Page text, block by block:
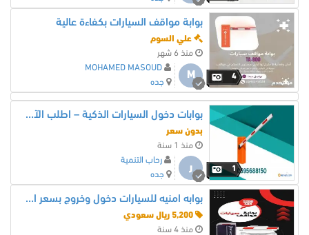
4
بوابة مواقف السيارات بكفاءة عالية
علي السوم
منذ 6 شهر
M
MOHAMED MASOUD
جده
1
بوابات دخول السيارات الذكية – اطلب الآن: 0595688150
بدون سعر
منذ 1 سنة
ر
رحاب التنمية
جده
بوابه امنيه للسيارات دخول وخروج بسعر الوكيل.
منذ 4 سنة